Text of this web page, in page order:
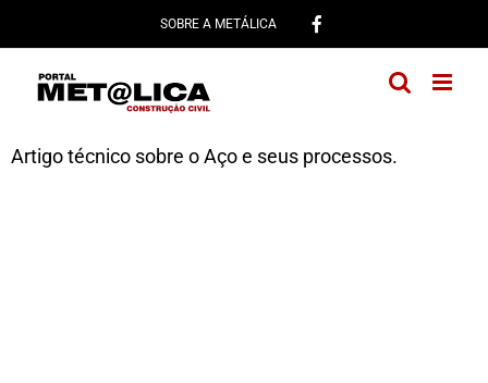
conteúdo
SOBRE A METÁLICA
Artigo técnico sobre o Aço e seus processos.